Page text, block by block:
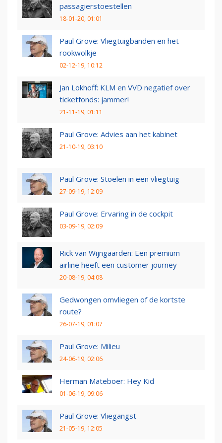
passagierstoestellen
18-01-20, 01:01
Paul Grove: Vliegtuigbanden en het
rookwolkje
02-12-19, 10:12
Jan Lokhoff: KLM en VVD negatief over
ticketfonds: jammer!
21-11-19, 01:11
Paul Grove: Advies aan het kabinet
21-10-19, 03:10
Paul Grove: Stoelen in een vliegtuig
27-09-19, 12:09
Paul Grove: Ervaring in de cockpit
03-09-19, 02:09
Rick van Wijngaarden: Een premium
airline heeft een customer journey
20-08-19, 04:08
Gedwongen omvliegen of de kortste
route?
26-07-19, 01:07
Paul Grove: Milieu
24-06-19, 02:06
Herman Mateboer: Hey Kid
01-06-19, 09:06
Paul Grove: Vliegangst
21-05-19, 12:05